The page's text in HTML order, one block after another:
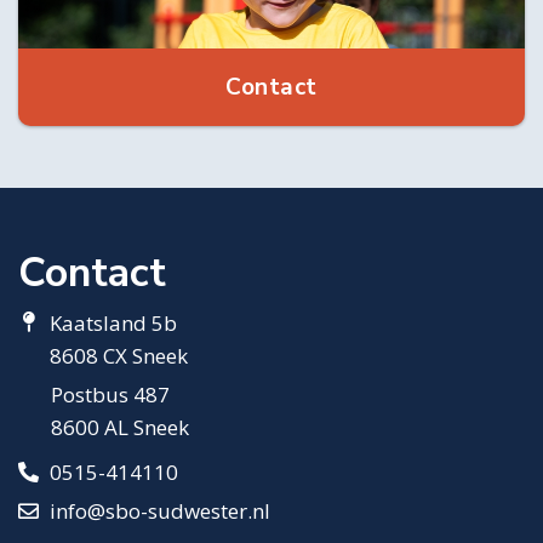
Contact
Contact
Kaatsland 5b
8608 CX Sneek
Postbus 487
8600 AL Sneek
0515-414110
info@sbo-sudwester.nl